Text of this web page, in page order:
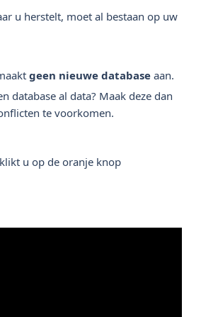
u herstelt, moet al bestaan op uw
geen nieuwe database aan.
database al data? Maak deze dan
te voorkomen.
u op de oranje knop